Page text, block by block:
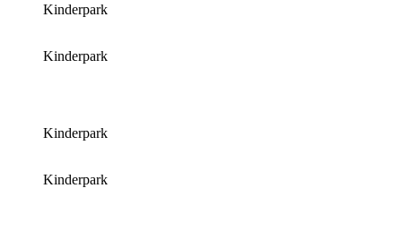
Kinderpark
Kinderpark
Kinderpark
Kinderpark